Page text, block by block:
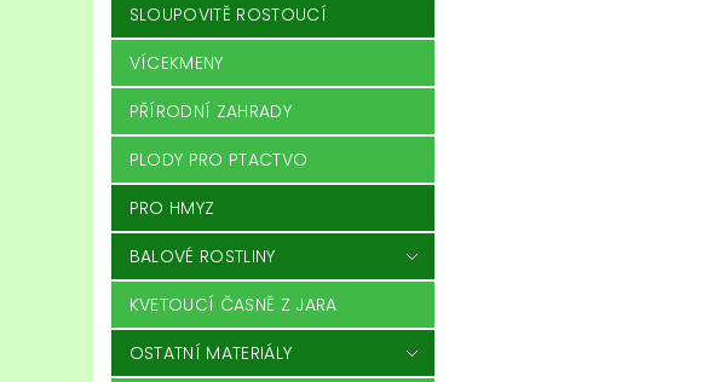
SLOUPOVITĚ ROSTOUCÍ
VÍCEKMENY
PŘÍRODNÍ ZAHRADY
PLODY PRO PTACTVO
PRO HMYZ
BALOVÉ ROSTLINY
KVETOUCÍ ČASNĚ Z JARA
OSTATNÍ MATERIÁLY